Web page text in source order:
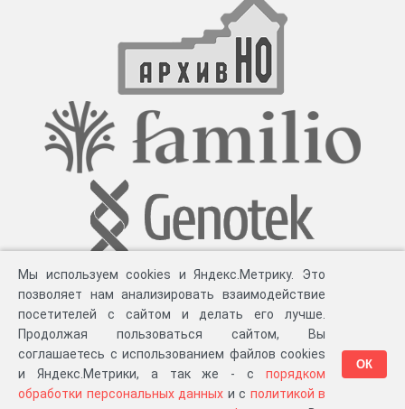
Разработка компании «Великіе предки», 2023-2026 гг. Блог.Суть проекта
Мы используем cookies и Яндекс.Метрику. Это
позволяет нам анализировать взаимодействие
посетителей с сайтом и делать его лучше.
Продолжая пользоваться сайтом, Вы
соглашаетесь с использованием файлов cookies
и Яндекс.Метрики, а так же - с порядком
обработки персональных данных и с политикой в
ОК